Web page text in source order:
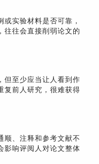
实验材料是否可靠，
往往会直接削弱论文的
但至少应当让人看到作
复前人研究，很难获得
顺、注释和参考文献不
影响评阅人对论文整体